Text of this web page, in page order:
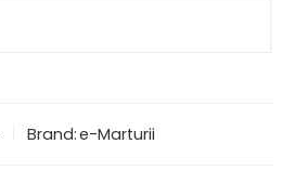
Brand:e-Marturii